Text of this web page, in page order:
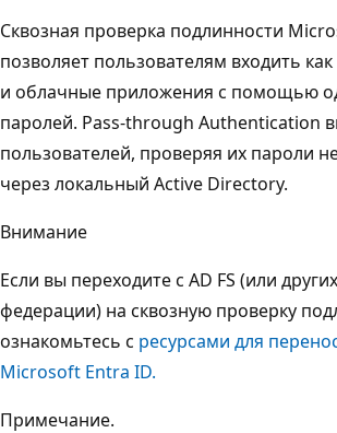
Сквозная проверка подлинности
позволяет пользователям входить
и облачные приложения с помощью
паролей. Pass-through Authentication
пользователей, проверяя их пароли
через локальный Active Directory.
Внимание
Если вы переходите с AD FS (или
федерации) на сквозную проверку
ознакомьтесь с ресурсами для
Microsoft Entra ID.
Примечание.